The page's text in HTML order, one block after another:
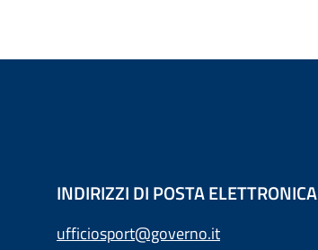
INDIRIZZI DI POSTA ELETTRONICA
ufficiosport@governo.it